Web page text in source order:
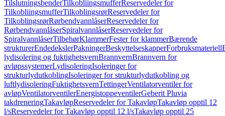
TilslutningsbenderTilkobliingsmufferReservedeler for
TilkobliingsmufferTilkoblingsrørReservedeler for
TilkoblingsrørRørbendvannlåserReservedeler for
RørbendvannlåserSpiralvannlåserReservedeler for
SpiralvannlåserTilbehørKlammerFester for klammerBærende
strukturerEndedekslerPakningerBeskyttelseskapperForbruksmateriell
lydisolering og fuktighetsvernBrannvernBrannvern for
avløpssystemerLydisoleringIsoleringer for
strukturlydutkoblingIsoleringer for strukturlydutkobling og
luftlydisoleringFuktighetsvernTettingerVentilatorventiler for
avløpVentilatorventilerEnergistoppeventilerGeberit Pluvia
takdreneringTakavløpReservedeler for TakavløpTakavløp opptil 12
l/sReservedeler for Takavløp opptil 12 l/sTakavløp opptil 25